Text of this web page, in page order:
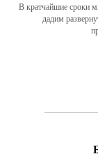
В кратчайшие сроки
дадим